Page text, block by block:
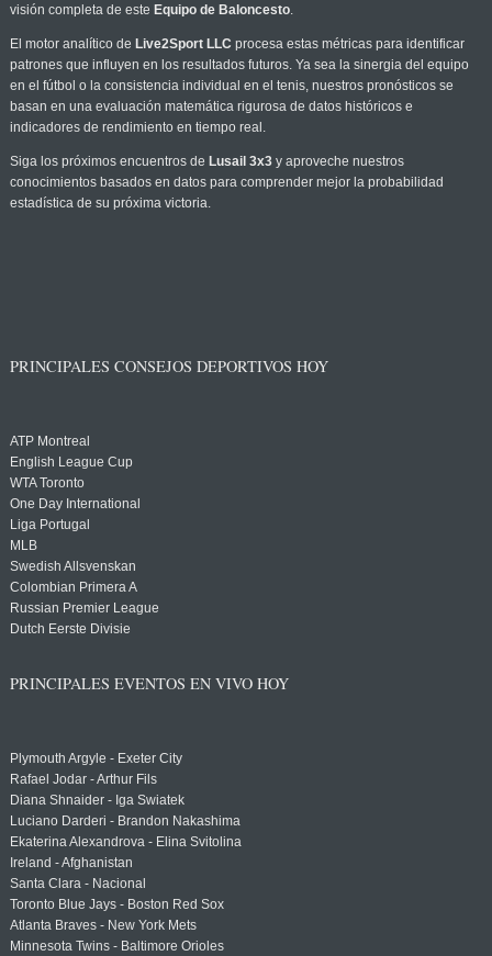
visión completa de este Equipo de Baloncesto.
El motor analítico de Live2Sport LLC procesa estas métricas para identificar
patrones que influyen en los resultados futuros. Ya sea la sinergia del equipo
en el fútbol o la consistencia individual en el tenis, nuestros pronósticos se
basan en una evaluación matemática rigurosa de datos históricos e
indicadores de rendimiento en tiempo real.
Siga los próximos encuentros de Lusail 3x3y aproveche nuestros
conocimientos basados en datos para comprender mejor la probabilidad
estadística de su próxima victoria.
PRINCIPALES CONSEJOS DEPORTIVOS HOY
ATP Montreal
English League Cup
WTA Toronto
One Day International
Liga Portugal
MLB
Swedish Allsvenskan
Colombian Primera A
Russian Premier League
Dutch Eerste Divisie
PRINCIPALES EVENTOS EN VIVO HOY
Plymouth Argyle - Exeter City
Rafael Jodar - Arthur Fils
Diana Shnaider - Iga Swiatek
Luciano Darderi - Brandon Nakashima
Ekaterina Alexandrova - Elina Svitolina
Ireland - Afghanistan
Santa Clara - Nacional
Toronto Blue Jays - Boston Red Sox
Atlanta Braves - New York Mets
Minnesota Twins - Baltimore Orioles